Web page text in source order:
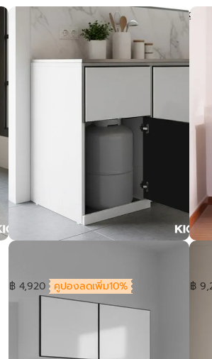
฿ 4,920 คูปองลดเพิ่ม10%
ตู้ครั
฿